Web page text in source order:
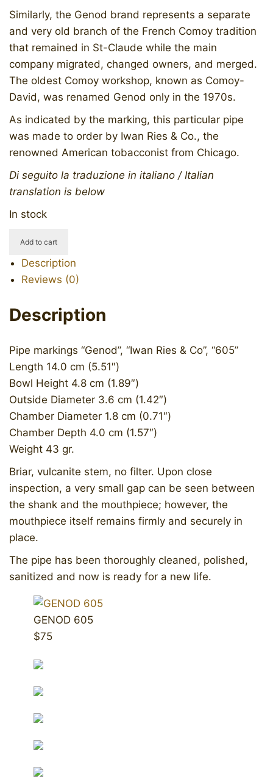
Similarly, the Genod brand represents a separate
and very old branch of the French Comoy tradition
that remained in St-Claude while the main
company migrated, changed owners, and merged.
The oldest Comoy workshop, known as Comoy-
David, was renamed Genod only in the 1970s.
As indicated by the marking, this particular pipe
was made to order by Iwan Ries & Co., the
renowned American tobacconist from Chicago.
Di seguito la traduzione in italiano / Italian
translation is below
In stock
GENOD
quantity
Add to cart
Description
Reviews (0)
Description
Pipe markings “Genod”, “Iwan Ries & Co”, “605”
Length 14.0 cm (5.51″)
Bowl Height 4.8 cm (1.89″)
Outside Diameter 3.6 cm (1.42″)
Chamber Diameter 1.8 cm (0.71″)
Chamber Depth 4.0 cm (1.57″)
Weight 43 gr.
Briar, vulcanite stem, no filter. Upon close
inspection, a very small gap can be seen between
the shank and the mouthpiece; however, the
mouthpiece itself remains firmly and securely in
place.
The pipe has been thoroughly cleaned, polished,
sanitized and now is ready for a new life.
GENOD 605
$75